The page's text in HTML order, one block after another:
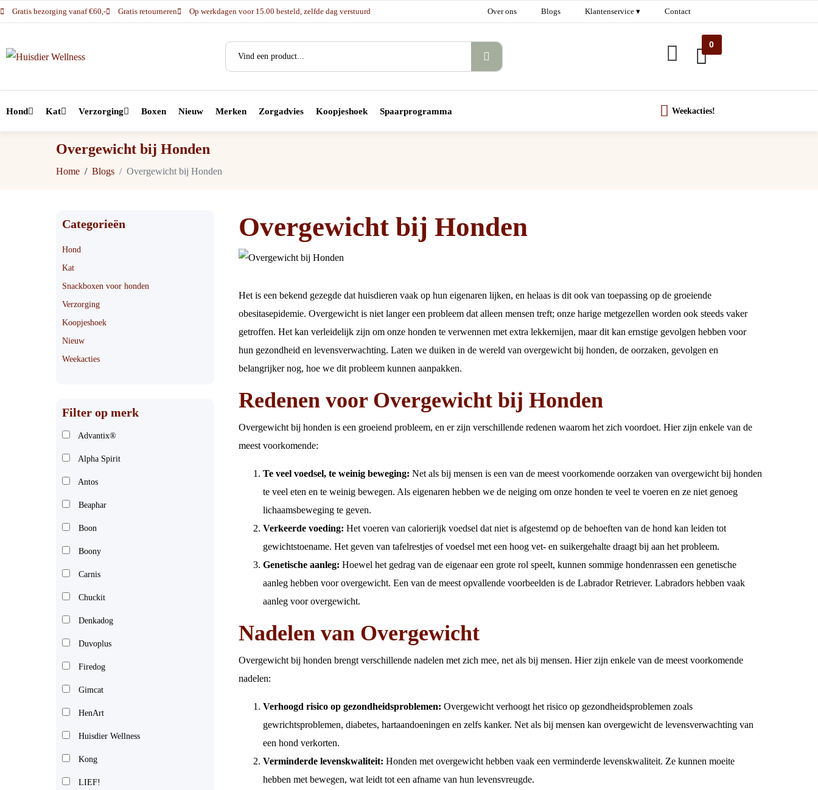
Gratis bezorging vanaf €60,- Gratis retourneren Op werkdagen voor 15.00 besteld, zelfde dag verstuurd Over ons Blogs Klantenservice ▾ Contact
0
Hond Kat Verzorging Boxen Nieuw Merken Zorgadvies Koopjeshoek Spaarprogramma Weekacties!
Overgewicht bij Honden
Home Blogs Overgewicht bij Honden
Overgewicht bij Honden
Het is een bekend gezegde dat huisdieren vaak op hun eigenaren lijken, en helaas is dit ook van toepassing op de groeiende
obesitasepidemie. Overgewicht is niet langer een probleem dat alleen mensen treft; onze harige metgezellen worden ook steeds vaker
getroffen. Het kan verleidelijk zijn om onze honden te verwennen met extra lekkernijen, maar dit kan ernstige gevolgen hebben voor
hun gezondheid en levensverwachting. Laten we duiken in de wereld van overgewicht bij honden, de oorzaken, gevolgen en
belangrijker nog, hoe we dit probleem kunnen aanpakken.
Redenen voor Overgewicht bij Honden
Overgewicht bij honden is een groeiend probleem, en er zijn verschillende redenen waarom het zich voordoet. Hier zijn enkele van de
meest voorkomende:
Te veel voedsel, te weinig beweging: Net als bij mensen is een van de meest voorkomende oorzaken van overgewicht bij honden
te veel eten en te weinig bewegen. Als eigenaren hebben we de neiging om onze honden te veel te voeren en ze niet genoeg
lichaamsbeweging te geven.
Verkeerde voeding: Het voeren van calorierijk voedsel dat niet is afgestemd op de behoeften van de hond kan leiden tot
gewichtstoename. Het geven van tafelrestjes of voedsel met een hoog vet- en suikergehalte draagt bij aan het probleem.
Genetische aanleg: Hoewel het gedrag van de eigenaar een grote rol speelt, kunnen sommige hondenrassen een genetische
aanleg hebben voor overgewicht. Een van de meest opvallende voorbeelden is de Labrador Retriever. Labradors hebben vaak
aanleg voor overgewicht.
Nadelen van Overgewicht
Overgewicht bij honden brengt verschillende nadelen met zich mee, net als bij mensen. Hier zijn enkele van de meest voorkomende
nadelen:
Verhoogd risico op gezondheidsproblemen: Overgewicht verhoogt het risico op gezondheidsproblemen zoals
gewrichtsproblemen, diabetes, hartaandoeningen en zelfs kanker. Net als bij mensen kan overgewicht de levensverwachting van
een hond verkorten.
Verminderde levenskwaliteit: Honden met overgewicht hebben vaak een verminderde levenskwaliteit. Ze kunnen moeite
hebben met bewegen, wat leidt tot een afname van hun levensvreugde.
Categorieën
Hond
Kat
Snackboxen voor honden
Verzorging
Koopjeshoek
Nieuw
Weekacties
Filter op merk
Advantix®
Alpha Spirit
Antos
Beaphar
Boon
Boony
Carnis
Chuckit
Denkadog
Duvoplus
Firedog
Gimcat
HenArt
Huisdier Wellness
Kong
LIEF!